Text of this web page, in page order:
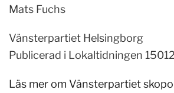
Mats Fuchs
Vänsterpartiet Helsingborg
Publicerad i Lokaltidningen
Läs mer om Vänsterpartiet